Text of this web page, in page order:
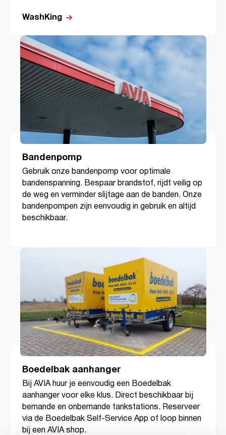
WashKing
Bandenpomp
Gebruik onze bandenpomp voor optimale
bandenspanning. Bespaar brandstof, rijdt veilig op
de weg en verminder slijtage aan de banden. Onze
bandenpompen zijn eenvoudig in gebruik en altijd
beschikbaar.
Boedelbak aanhanger
Bij AVIA huur je eenvoudig een Boedelbak
aanhanger voor elke klus. Direct beschikbaar bij
bemande en onbemande tankstations. Reserveer
via de Boedelbak Self-Service App of loop binnen
bij een AVIA shop.